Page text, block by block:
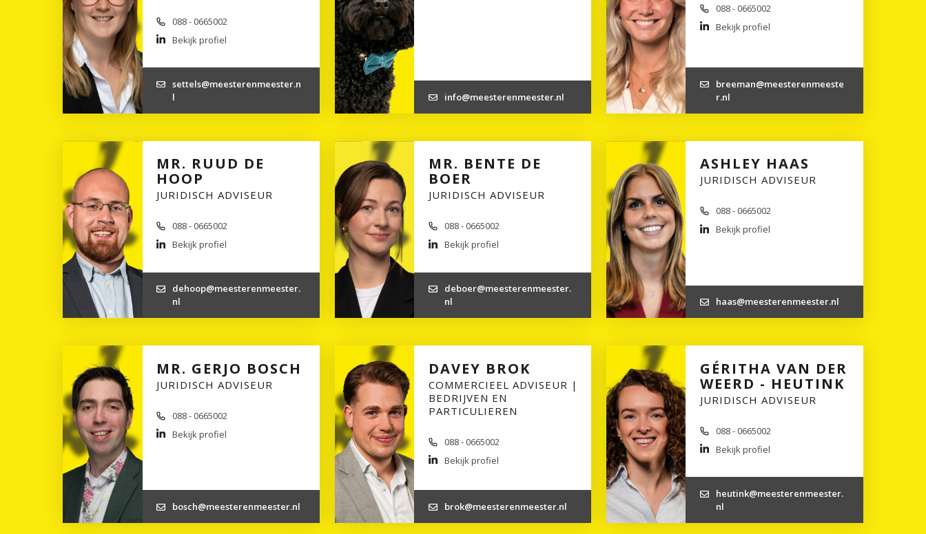
088 - 0665002
Bekijk profiel
settels@meesterenmeester.n
l
info@meesterenmeester.nl
088 - 0665002
Bekijk profiel
breeman@meesterenmeeste
r.nl
MR. RUUD DE
HOOP
JURIDISCH ADVISEUR
088 - 0665002
Bekijk profiel
dehoop@meesterenmeester.
nl
MR. BENTE DE
BOER
JURIDISCH ADVISEUR
088 - 0665002
Bekijk profiel
deboer@meesterenmeester.
nl
ASHLEY HAAS
JURIDISCH ADVISEUR
088 - 0665002
Bekijk profiel
haas@meesterenmeester.nl
MR. GERJO BOSCH
JURIDISCH ADVISEUR
088 - 0665002
Bekijk profiel
bosch@meesterenmeester.nl
DAVEY BROK
COMMERCIEEL ADVISEUR |
BEDRIJVEN EN
PARTICULIEREN
088 - 0665002
Bekijk profiel
brok@meesterenmeester.nl
GÉRITHA VAN DER
WEERD - HEUTINK
JURIDISCH ADVISEUR
088 - 0665002
Bekijk profiel
heutink@meesterenmeester.
nl